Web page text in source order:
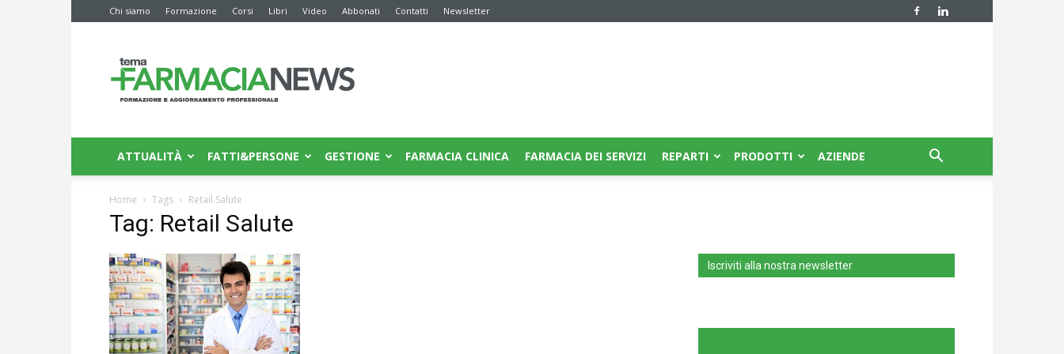
Chi siamo Formazione Corsi Libri Video Abbonati Contatti Newsletter
News
ATTUALITÀ FATTI&PERSONE GESTIONE FARMACIA CLINICA FARMACIA DEI SERVIZI REPARTI PRODOTTI AZIENDE
Home Tags Retail Salute
Tag: Retail Salute
Iscriviti alla nostra newsletter